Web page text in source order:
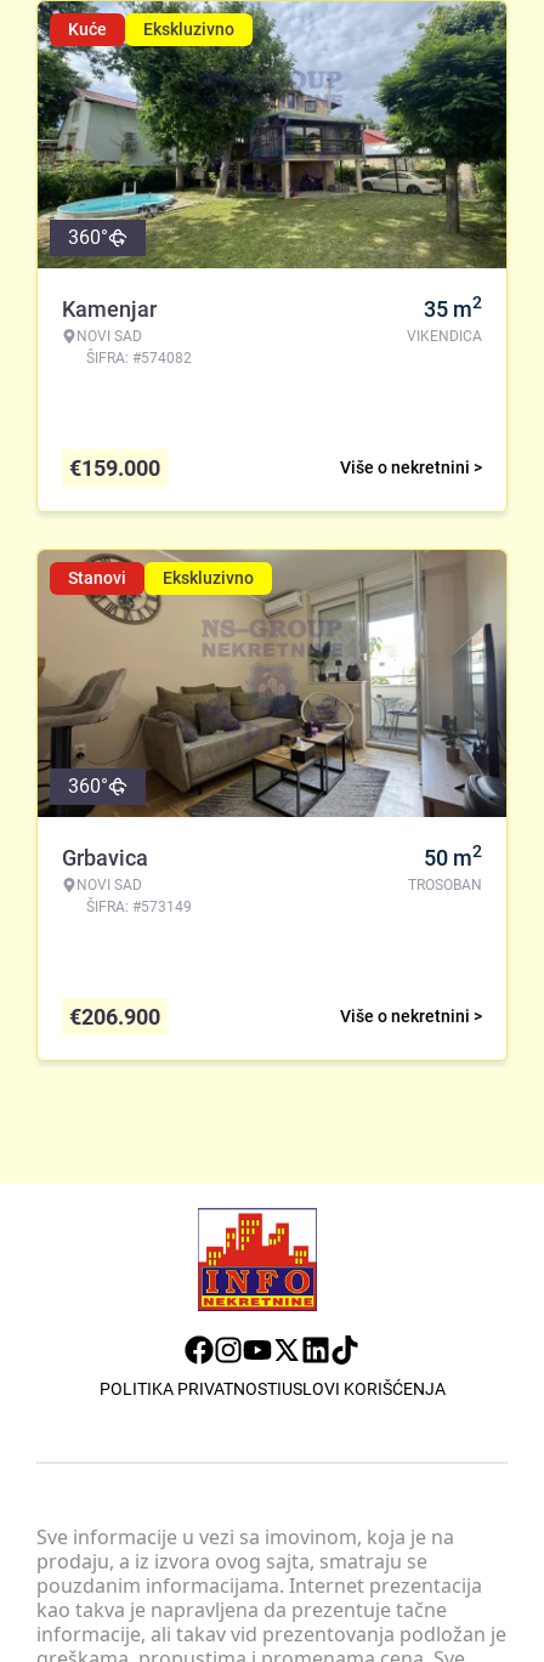
Kuće Ekskluzivno
360°
Kamenjar
NOVI SAD
ŠIFRA: #574082
35 m2
VIKENDICA
Više o nekretnini >
€159.000
Stanovi Ekskluzivno
360°
Grbavica
NOVI SAD
ŠIFRA: #573149
50 m2
TROSOBAN
Više o nekretnini >
€206.900
POLITIKA PRIVATNOSTIUSLOVI KORIŠĆENJA
Sve informacije u vezi sa imovinom, koja je na
prodaju, a iz izvora ovog sajta, smatraju se
pouzdanim informacijama. Internet prezentacija
kao takva je napravljena da prezentuje tačne
informacije, ali takav vid prezentovanja podložan je